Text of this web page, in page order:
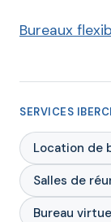
Bureaux
SERVICES
Location de
Salles de
Bureau